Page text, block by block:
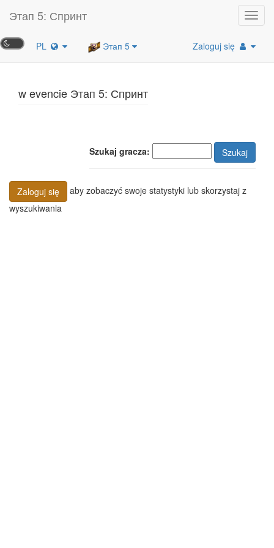
Этап 5: Спринт
PL Этап 5 Zaloguj się
w evencie Этап 5: Спринт
Szukaj gracza: Szukaj
Zaloguj się
aby zobaczyć swoje statystyki lub skorzystaj z
wyszukiwania